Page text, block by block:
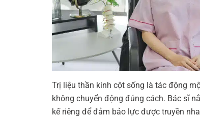
Trị liệu thần kinh cột sống là tác động
không chuyển động đúng cách. Bác sĩ
kế riêng để đảm bảo lực được truyền